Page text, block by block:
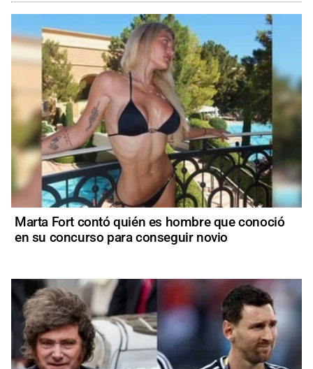
Marta Fort contó quién es hombre que conoció
en su concurso para conseguir novio